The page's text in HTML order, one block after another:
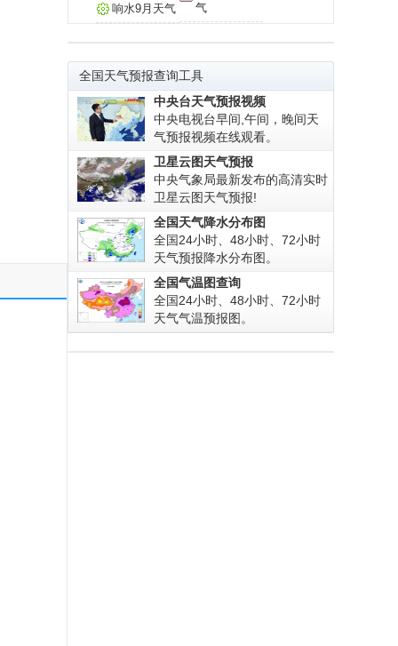
气
响水9月天气
全国天气预报查询工具
中央台天气预报视频
中央电视台早间,午间，晚间天
气预报视频在线观看。
卫星云图天气预报
中央气象局最新发布的高清实时
卫星云图天气预报!
全国天气降水分布图
全国24小时、48小时、72小时
天气预报降水分布图。
全国气温图查询
全国24小时、48小时、72小时
天气气温预报图。